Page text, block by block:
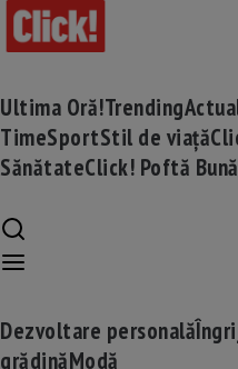
Ultima Oră!Trending
TimeSportStil de viață
SănătateClick! Poftă
Dezvoltare personală
grădinăModă